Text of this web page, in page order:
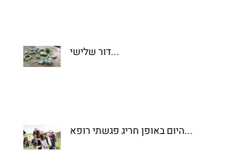
דור שלישי...
היום באופן חריג פגשתי רופא...